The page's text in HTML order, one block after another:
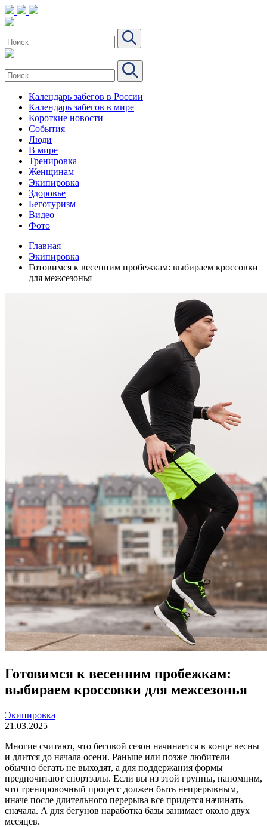
Календарь забегов в России
Календарь забегов в мире
Короткие новости
События
Люди
В мире
Тренировка
Женщинам
Экипировка
Здоровье
Беготуризм
Видео
Фото
Главная
Экипировка
Готовимся к весенним пробежкам: выбираем кроссовки
для межсезонья
Готовимся к весенним пробежкам:
выбираем кроссовки для межсезонья
Экипировка
21.03.2025
Многие считают, что беговой сезон начинается в конце весны
и длится до начала осени. Раньше или позже любители
обычно бегать не выходят, а для поддержания формы
предпочитают спортзалы. Если вы из этой группы, напомним,
что тренировочный процесс должен быть непрерывным,
иначе после длительного перерыва все придется начинать
сначала. А для бегунов наработка базы занимает около двух
месяцев.